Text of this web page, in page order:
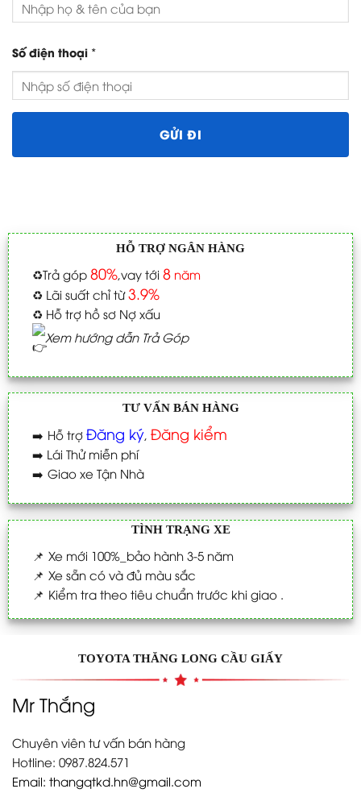
Số điện thoại *
HỖ TRỢ NGÂN HÀNG
♻️Trả góp 80%,vay tới 8năm
♻️ Lãi suất chỉ từ3.9%
♻️ Hỗ trợ hồ sơ Nợ xấu
Xem hướng dẫn Trả Góp
TƯ VẤN BÁN HÀNG
➡️ Hỗ trợ Đăng ký, Đăng kiểm
➡️ Lái Thử miễn phí
➡️ Giao xe Tận Nhà
TÌNH TRẠNG XE
📌 Xe mới 100%_bảo hành 3-5 năm
📌 Xe sẵn có và đủ màu sắc
📌 Kiểm tra theo tiêu chuẩn trước khi giao .
TOYOTA THĂNG LONG CẦU GIẤY
Mr Thắng
Chuyên viên tư vấn bán hàng
Hotline: 0987.824.571
Email: thangqtkd.hn@gmail.com